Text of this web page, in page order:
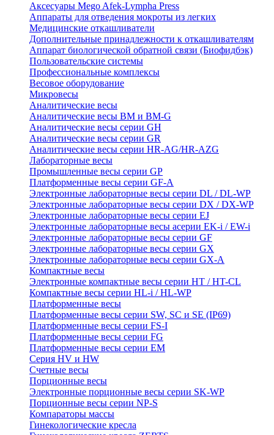
Аксесуары Mego Afek-Lympha Press
Аппараты для отведения мокроты из легких
Медицинские откашливатели
Дополнительные принадлежности к откашливателям
Аппарат биологической обратной связи (Биофидбэк)
Пользовательские системы
Профессиональные комплексы
Весовое оборудование
Микровесы
Аналитические весы
Аналитические весы BM и BM-G
Аналитические весы серии GH
Аналитические весы серии GR
Аналитические весы серии HR-AG/HR-AZG
Лабораторные весы
Промышленные весы серии GP
Платформенные весы серии GF-A
Электронные лабораторные весы серии DL / DL-WP
Электронные лабораторные весы серии DX / DX-WP
Электронные лабораторные весы серии EJ
Электронные лабораторные весы aсерии EK-i / EW-i
Электронные лабораторные весы серии GF
Электронные лабораторные весы серии GX
Электронные лабораторные весы серии GX-A
Компактные весы
Электронные компактные весы серии HT / HT-CL
Компактные весы серии HL-i / HL-WP
Платформенные весы
Платформенные весы серии SW, SC и SE (IP69)
Платформенные весы серии FS-I
Платформенные весы серии FG
Платформенные весы серии EM
Серия HV и HW
Счетные весы
Порционные весы
Электронные порционные весы серии SK-WP
Порционные весы серии NP-S
Компараторы массы
Гинекологические кресла